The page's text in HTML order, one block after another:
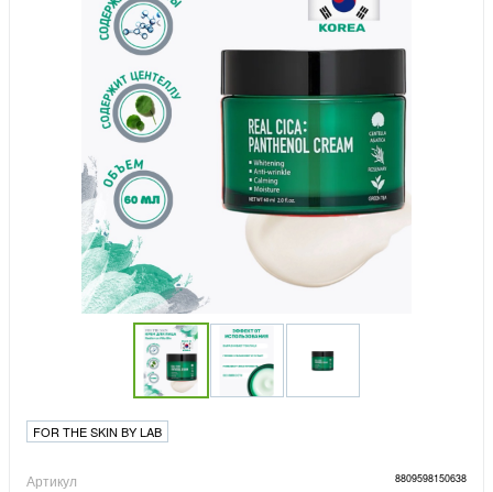
FOR THE SKIN BY LAB
Артикул 8809598150638